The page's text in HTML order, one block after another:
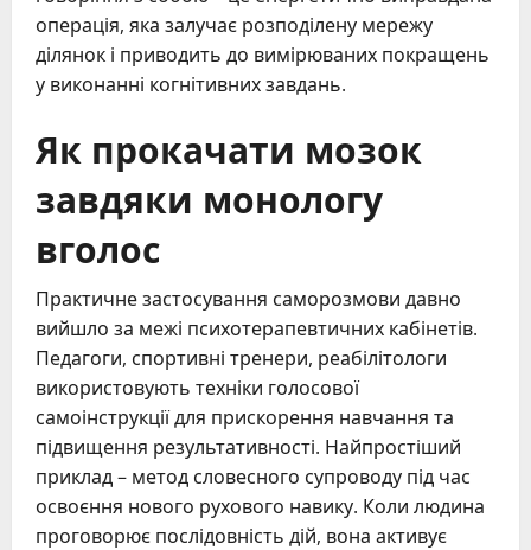
операція, яка залучає розподілену мережу
ділянок і приводить до вимірюваних покращень
у виконанні когнітивних завдань.
Як прокачати мозок
завдяки монологу
вголос
Практичне застосування саморозмови давно
вийшло за межі психотерапевтичних кабінетів.
Педагоги, спортивні тренери, реабілітологи
використовують техніки голосової
самоінструкції для прискорення навчання та
підвищення результативності. Найпростіший
приклад – метод словесного супроводу під час
освоєння нового рухового навику. Коли людина
проговорює послідовність дій, вона активує